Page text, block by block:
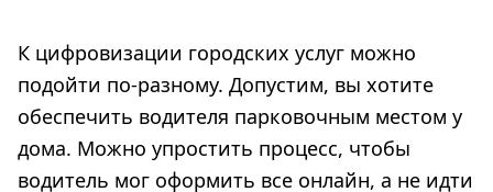
К цифровизации городских услуг можно
подойти по-разному. Допустим, вы хотите
обеспечить водителя парковочным местом у
дома. Можно упростить процесс, чтобы
водитель мог оформить все онлайн, а не идти